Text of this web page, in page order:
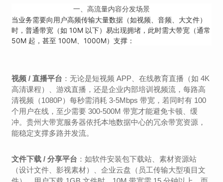
一、 高流量内容分发场景
当业务需要向用户高频传输大量数据（如视频、音频、大文件）
时，普通带宽（如 10M 以下）易出现拥堵，此时需大带宽（通常
50M 起，甚至 100M、1000M）支撑：
视频 / 直播平台 ：无论是短视频 APP、在线教育直播（如 4K
高清课程）、游戏直播，还是企业内部培训视频流，每路高
清视频（1080P）每秒需消耗 3-5Mbps 带宽，若同时有 100
个用户在线，至少需要 300-500M 带宽才能避免卡顿、缓
冲。贵州大带宽服务器依托本地数据中心的冗余带宽资源，
能稳定支撑多路并发流。
文件下载 / 分享平台 ：如软件安装包下载站、素材资源站
（设计文件、影视素材）、企业云盘（员工传输大型项目文